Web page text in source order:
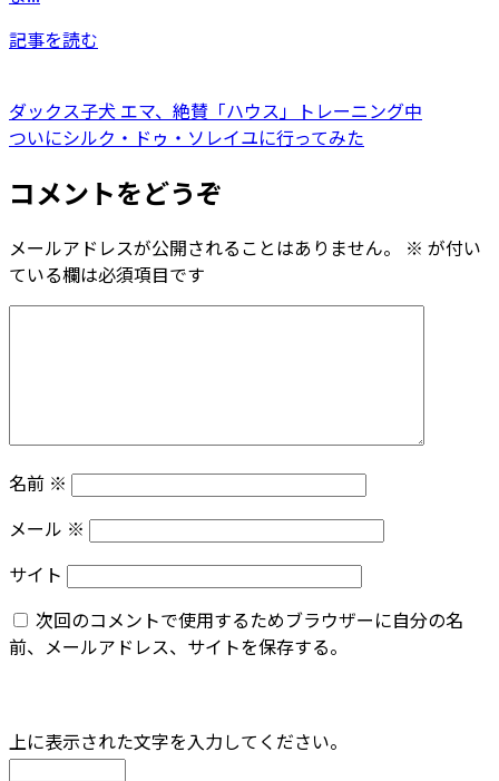
記事を読む
ダックス子犬 エマ、絶賛「ハウス」トレーニング中
ついにシルク・ドゥ・ソレイユに行ってみた
コメントをどうぞ
メールアドレスが公開されることはありません。 ※ が付い
ている欄は必須項目です
名前 ※
メール ※
サイト
次回のコメントで使用するためブラウザーに自分の名
前、メールアドレス、サイトを保存する。
上に表示された文字を入力してください。